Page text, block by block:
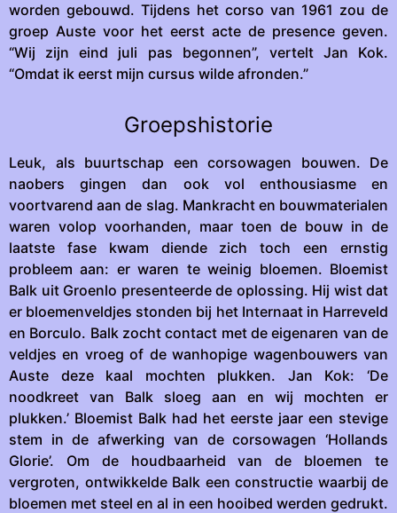
worden gebouwd. Tijdens het corso van 1961 zou de
groep Auste voor het eerst acte de presence geven.
“Wij zijn eind juli pas begonnen”, vertelt Jan Kok.
“Omdat ik eerst mijn cursus wilde afronden.”
Groepshistorie
Leuk, als buurtschap een corsowagen bouwen. De
naobers gingen dan ook vol enthousiasme en
voortvarend aan de slag. Mankracht en bouwmaterialen
waren volop voorhanden, maar toen de bouw in de
laatste fase kwam diende zich toch een ernstig
probleem aan: er waren te weinig bloemen. Bloemist
Balk uit Groenlo presenteerde de oplossing. Hij wist dat
er bloemenveldjes stonden bij het Internaat in Harreveld
en Borculo. Balk zocht contact met de eigenaren van de
veldjes en vroeg of de wanhopige wagenbouwers van
Auste deze kaal mochten plukken. Jan Kok: ‘De
noodkreet van Balk sloeg aan en wij mochten er
plukken.’ Bloemist Balk had het eerste jaar een stevige
stem in de afwerking van de corsowagen ‘Hollands
Glorie’. Om de houdbaarheid van de bloemen te
vergroten, ontwikkelde Balk een constructie waarbij de
bloemen met steel en al in een hooibed werden gedrukt.